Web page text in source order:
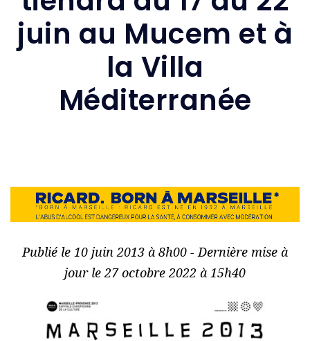
juin au Mucem et à
la Villa
Méditerranée
Publié le 10 juin 2013 à 8h00 - Dernière mise à
jour le 27 octobre 2022 à 15h40